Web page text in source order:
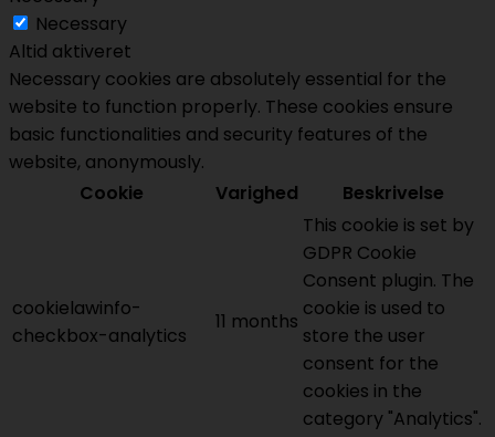
Necessary
Altid aktiveret
Necessary cookies are absolutely essential for the
website to function properly. These cookies ensure
basic functionalities and security features of the
website, anonymously.
Cookie
Varighed Beskrivelse
cookielawinfo-
checkbox-analytics
11 months
This cookie is set by
GDPR Cookie
Consent plugin. The
cookie is used to
store the user
consent for the
cookies in the
category "Analytics".